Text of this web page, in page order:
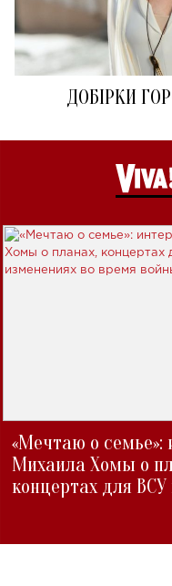
ДОБІРКИ
«Мечтаю о семье»:
Михаила Хомы о
концертах для ВСУ